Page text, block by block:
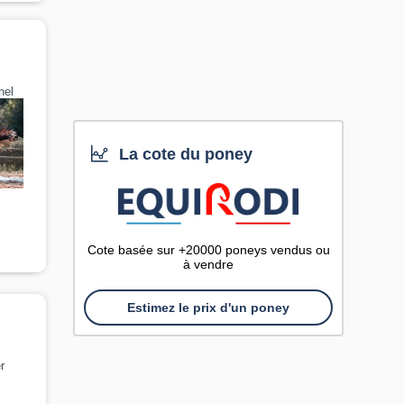
La cote du poney
Cote basée sur +20000 poneys vendus ou
à vendre
Estimez le prix d'un poney